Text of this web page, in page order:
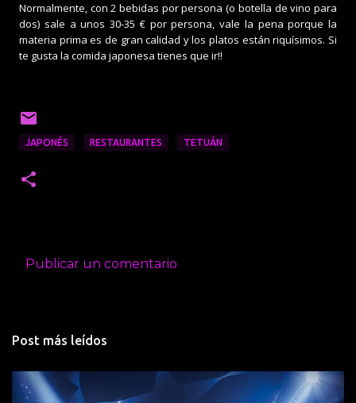
Normalmente, con 2 bebidas por persona (o botella de vino para
dos) sale a unos 30-35 € por persona, vale la pena porque la
materia prima es de gran calidad y los platos están riquísimos. Si
te gusta la comida japonesa tienes que ir!!
JAPONÉS RESTAURANTES TETUÁN
e
n
t
Publicar un comentario
Post más leídos